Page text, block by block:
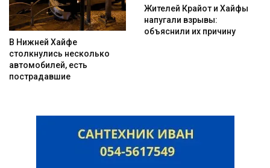
В Нижней Хайфе
столкнулись несколько
автомобилей, есть
пострадавшие
Жителей Крайот и Хайфы
напугали взрывы:
объяснили их причину